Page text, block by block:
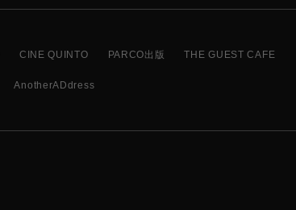
CINE QUINTO PARCO出版 THE GUEST CAFE
AnotherADdress